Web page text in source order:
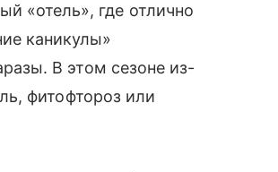
«отель», где отлично
каникулы»
В этом сезоне из-
фитофтороз или